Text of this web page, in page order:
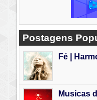
Postagens
Fé |
Musicas